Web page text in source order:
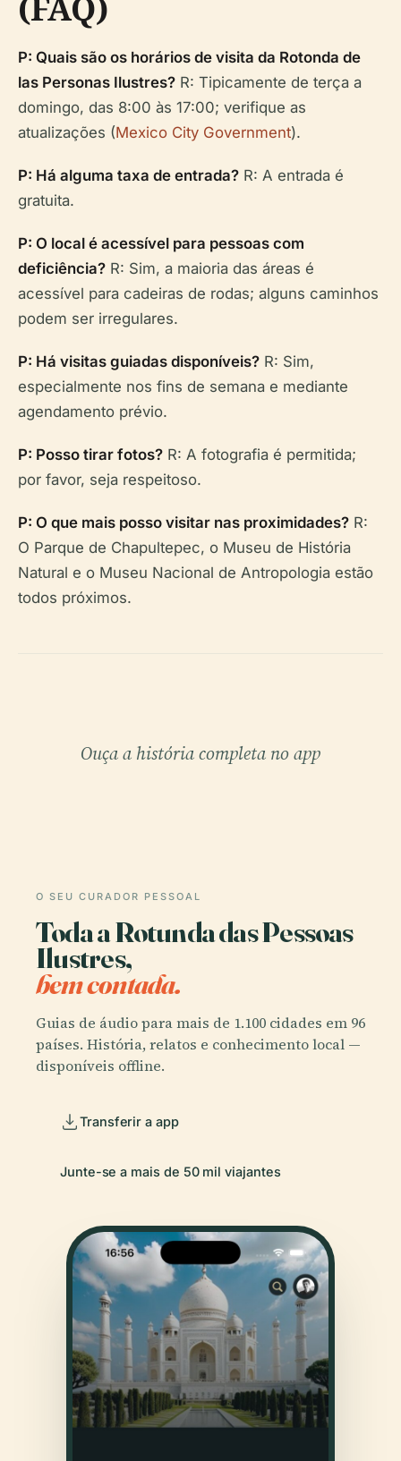
P: Quais são os horários de visita da Rotonda de
las Personas Ilustres? R: Tipicamente de terça a
domingo, das 8:00 às 17:00; verifique as
atualizações (Mexico City Government).
P: Há alguma taxa de entrada? R: A entrada é
gratuita.
P: O local é acessível para pessoas com
deficiência? R: Sim, a maioria das áreas é
acessível para cadeiras de rodas; alguns caminhos
podem ser irregulares.
P: Há visitas guiadas disponíveis? R: Sim,
especialmente nos fins de semana e mediante
agendamento prévio.
P: Posso tirar fotos? R: A fotografia é permitida;
por favor, seja respeitoso.
P: O que mais posso visitar nas proximidades? R:
O Parque de Chapultepec, o Museu de História
Natural e o Museu Nacional de Antropologia estão
todos próximos.
Ouça a história completa no app
O SEU CURADOR PESSOAL
Toda a Rotunda das Pessoas
Ilustres,
bem contada.
Guias de áudio para mais de 1.100 cidades em 96
países. História, relatos e conhecimento local —
disponíveis offline.
Transferir a app
Junte-se a mais de 50 mil viajantes